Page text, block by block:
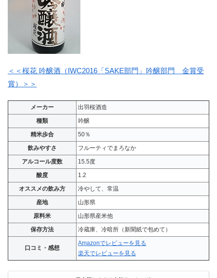
＜＜桜花 吟醸酒（IWC2016「SAKE部門」吟醸部門 金賞受
賞）＞＞
メーカー
出羽桜酒造
種類
吟醸
精米歩合
50％
飲みやすさ
フルーティでまろなか
アルコール度数
15.5度
酸度
1.2
オススメの飲み方
冷やして、常温
産地
山形県
原料米
山形県産米他
保存方法
冷蔵庫、冷暗所（新聞紙で包めて）
口コミ・感想
Amazonでレビューを見る
楽天でレビューを見る